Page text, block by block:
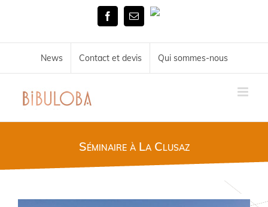
FacebookEmail
Tél.
News Contact et devis Qui sommes-nous
Séminaire à La Clusaz